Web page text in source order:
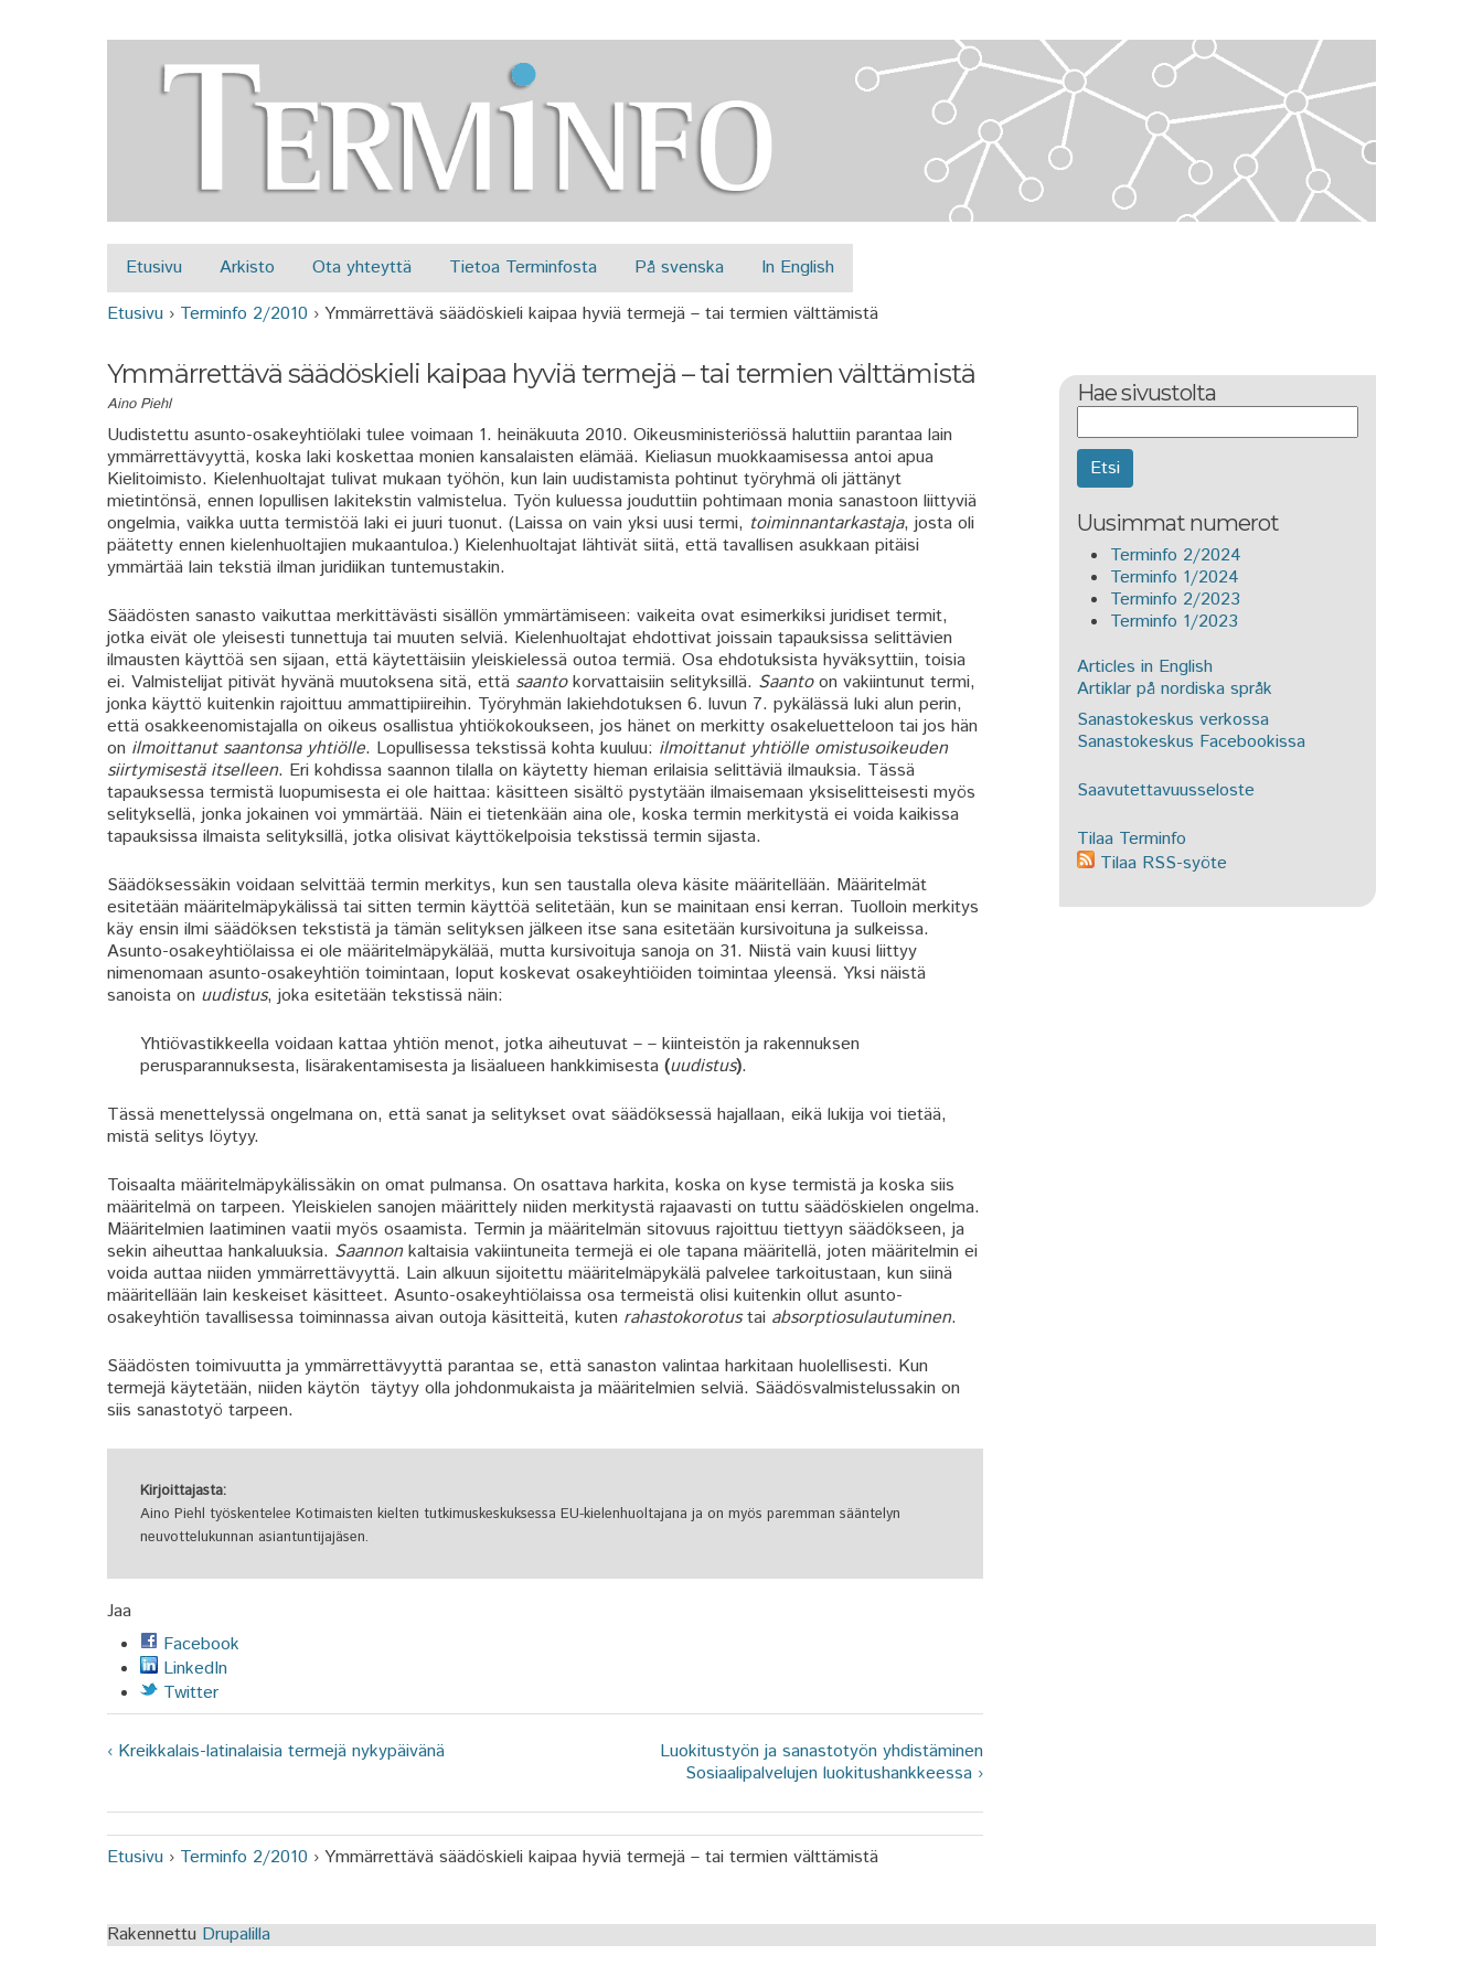
Päävalikko
Etusivu Arkisto Ota yhteyttä Tietoa Terminfosta På svenska In English
Etusivu › Terminfo 2/2010 › Ymmärrettävä säädöskieli kaipaa hyviä termejä – tai termien välttämistä
Ymmärrettävä säädöskieli kaipaa hyviä termejä – tai termien välttämistä
Aino Piehl
Uudistettu asunto-osakeyhtiölaki tulee voimaan 1. heinäkuuta 2010. Oikeusministeriössä haluttiin parantaa lain
ymmärrettävyyttä, koska laki koskettaa monien kansalaisten elämää. Kieliasun muokkaamisessa antoi apua
Kielitoimisto. Kielenhuoltajat tulivat mukaan työhön, kun lain uudistamista pohtinut työryhmä oli jättänyt
mietintönsä, ennen lopullisen lakitekstin valmistelua. Työn kuluessa jouduttiin pohtimaan monia sanastoon liittyviä
ongelmia, vaikka uutta termistöä laki ei juuri tuonut. (Laissa on vain yksi uusi termi, toiminnantarkastaja, josta oli
päätetty ennen kielenhuoltajien mukaantuloa.) Kielenhuoltajat lähtivät siitä, että tavallisen asukkaan pitäisi
ymmärtää lain tekstiä ilman juridiikan tuntemustakin.
Säädösten sanasto vaikuttaa merkittävästi sisällön ymmärtämiseen: vaikeita ovat esimerkiksi juridiset termit,
jotka eivät ole yleisesti tunnettuja tai muuten selviä. Kielenhuoltajat ehdottivat joissain tapauksissa selittävien
ilmausten käyttöä sen sijaan, että käytettäisiin yleiskielessä outoa termiä. Osa ehdotuksista hyväksyttiin, toisia
ei. Valmistelijat pitivät hyvänä muutoksena sitä, että saantokorvattaisiin selityksillä. Saantoon vakiintunut termi,
jonka käyttö kuitenkin rajoittuu ammattipiireihin. Työryhmän lakiehdotuksen 6. luvun 7. pykälässä luki alun perin,
että osakkeenomistajalla on oikeus osallistua yhtiökokoukseen, jos hänet on merkitty osakeluetteloon tai jos hän
on ilmoittanut saantonsa yhtiölle. Lopullisessa tekstissä kohta kuuluu: ilmoittanut yhtiölle omistusoikeuden
siirtymisestä itselleen. Eri kohdissa saannon tilalla on käytetty hieman erilaisia selittäviä ilmauksia. Tässä
tapauksessa termistä luopumisesta ei ole haittaa: käsitteen sisältö pystytään ilmaisemaan yksiselitteisesti myös
selityksellä, jonka jokainen voi ymmärtää. Näin ei tietenkään aina ole, koska termin merkitystä ei voida kaikissa
tapauksissa ilmaista selityksillä, jotka olisivat käyttökelpoisia tekstissä termin sijasta.
Säädöksessäkin voidaan selvittää termin merkitys, kun sen taustalla oleva käsite määritellään. Määritelmät
esitetään määritelmäpykälissä tai sitten termin käyttöä selitetään, kun se mainitaan ensi kerran. Tuolloin merkitys
käy ensin ilmi säädöksen tekstistä ja tämän selityksen jälkeen itse sana esitetään kursivoituna ja sulkeissa.
Asunto-osakeyhtiölaissa ei ole määritelmäpykälää, mutta kursivoituja sanoja on 31. Niistä vain kuusi liittyy
nimenomaan asunto-osakeyhtiön toimintaan, loput koskevat osakeyhtiöiden toimintaa yleensä. Yksi näistä
sanoista on uudistus, joka esitetään tekstissä näin:
Yhtiövastikkeella voidaan kattaa yhtiön menot, jotka aiheutuvat – – kiinteistön ja rakennuksen
perusparannuksesta, lisärakentamisesta ja lisäalueen hankkimisesta (uudistus).
Tässä menettelyssä ongelmana on, että sanat ja selitykset ovat säädöksessä hajallaan, eikä lukija voi tietää,
mistä selitys löytyy.
Toisaalta määritelmäpykälissäkin on omat pulmansa. On osattava harkita, koska on kyse termistä ja koska siis
määritelmä on tarpeen. Yleiskielen sanojen määrittely niiden merkitystä rajaavasti on tuttu säädöskielen ongelma.
Määritelmien laatiminen vaatii myös osaamista. Termin ja määritelmän sitovuus rajoittuu tiettyyn säädökseen, ja
sekin aiheuttaa hankaluuksia. Saannonkaltaisia vakiintuneita termejä ei ole tapana määritellä, joten määritelmin ei
voida auttaa niiden ymmärrettävyyttä. Lain alkuun sijoitettu määritelmäpykälä palvelee tarkoitustaan, kun siinä
määritellään lain keskeiset käsitteet. Asunto-osakeyhtiölaissa osa termeistä olisi kuitenkin ollut asunto-
osakeyhtiön tavallisessa toiminnassa aivan outoja käsitteitä, kuten rahastokorotustai absorptiosulautuminen.
Säädösten toimivuutta ja ymmärrettävyyttä parantaa se, että sanaston valintaa harkitaan huolellisesti. Kun
termejä käytetään, niiden käytön täytyy olla johdonmukaista ja määritelmien selviä. Säädösvalmistelussakin on
siis sanastotyö tarpeen.
Kirjoittajasta:
Aino Piehl työskentelee Kotimaisten kielten tutkimuskeskuksessa EU-kielenhuoltajana ja on myös paremman sääntelyn
neuvottelukunnan asiantuntijajäsen.
Jaa
Facebook
LinkedIn
Twitter
‹ Kreikkalais-latinalaisia termejä nykypäivänä
Luokitustyön ja sanastotyön yhdistäminen
Sosiaalipalvelujen luokitushankkeessa ›
Hae sivustolta
Uusimmat numerot
Terminfo 2/2024
Terminfo 1/2024
Terminfo 2/2023
Terminfo 1/2023
Articles in English
Artiklar på nordiska språk
Sanastokeskus verkossa
Sanastokeskus Facebookissa
Saavutettavuusseloste
Tilaa Terminfo
Tilaa RSS-syöte
Etusivu › Terminfo 2/2010 › Ymmärrettävä säädöskieli kaipaa hyviä termejä – tai termien välttämistä
Rakennettu Drupalilla